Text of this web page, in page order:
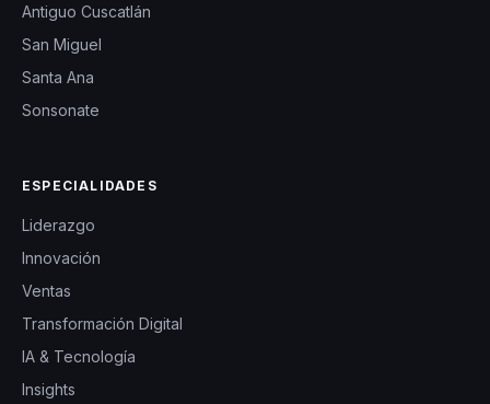
Antiguo Cuscatlán
San Miguel
Santa Ana
Sonsonate
ESPECIALIDADES
Liderazgo
Innovación
Ventas
Transformación Digital
IA & Tecnología
Insights